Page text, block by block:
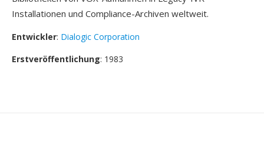
Installationen und Compliance-Archiven weltweit.
Entwickler: Dialogic Corporation
Erstveröffentlichung: 1983